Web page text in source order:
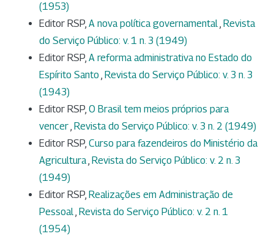
(1953)
Editor RSP, A nova política governamental, Revista
do Serviço Público: v. 1 n. 3 (1949)
Editor RSP, A reforma administrativa no Estado do
Espírito Santo , Revista do Serviço Público: v. 3 n. 3
(1943)
Editor RSP, O Brasil tem meios próprios para
vencer, Revista do Serviço Público: v. 3 n. 2 (1949)
Editor RSP, Curso para fazendeiros do Ministério da
Agricultura, Revista do Serviço Público: v. 2 n. 3
(1949)
Editor RSP, Realizações em Administração de
Pessoal, Revista do Serviço Público: v. 2 n. 1
(1954)